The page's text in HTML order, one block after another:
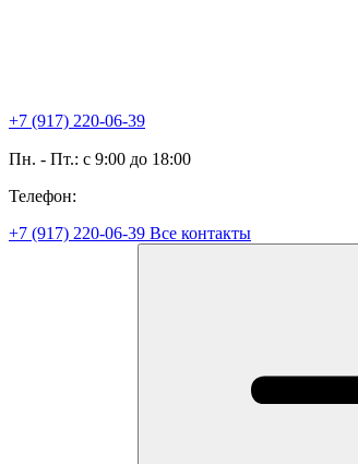
+7 (917) 220-06-39
Пн. - Пт.: с 9:00 до 18:00
Телефон:
+7 (917) 220-06-39 Все контакты